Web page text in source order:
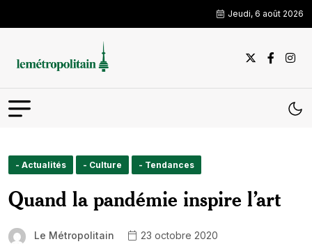
Jeudi, 6 août 2026
- Actualités - Culture - Tendances
Quand la pandémie inspire l’art
Le Métropolitain
23 octobre 2020